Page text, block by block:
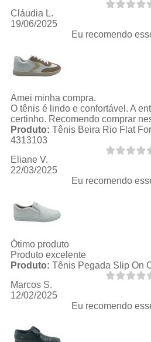
Cláudia L.
19/06/2025
Eu recomendo
Amei minha compra.
O tênis é lindo e confortável. A
certinho. Recomendo comprar
Produto: Tênis Beira Rio Flat
4313103
Eliane V.
22/03/2025
Eu recomendo
Ótimo produto
Produto excelente
Produto: Tênis Pegada Slip On
Marcos S.
12/02/2025
Eu recomendo